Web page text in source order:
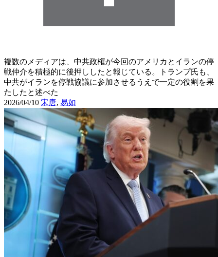
複数のメディアは、中共政権が今回のアメリカとイランの停
戦仲介を積極的に後押ししたと報じている。トランプ氏も、
中共がイランを停戦協議に参加させるうえで一定の役割を果
たしたと述べた
2026/04/10 宋唐, 易如